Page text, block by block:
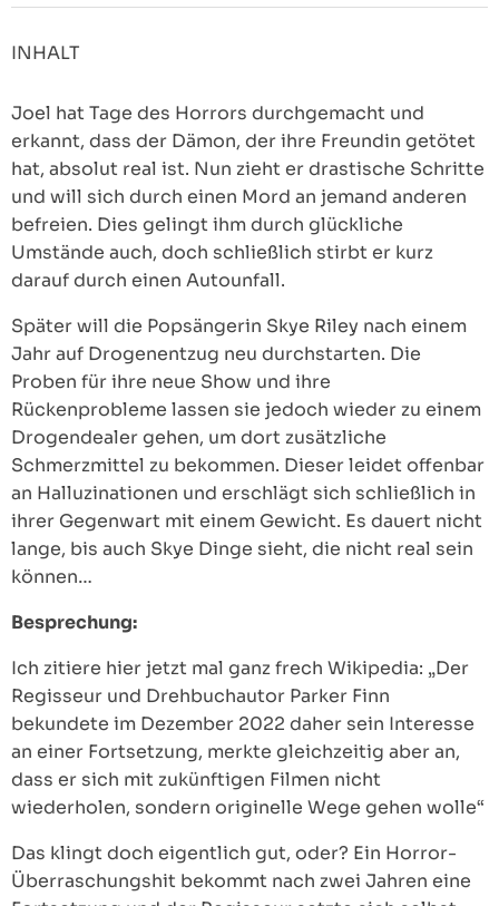
INHALT
Joel hat Tage des Horrors durchgemacht und
erkannt, dass der Dämon, der ihre Freundin getötet
hat, absolut real ist. Nun zieht er drastische Schritte
und will sich durch einen Mord an jemand anderen
befreien. Dies gelingt ihm durch glückliche
Umstände auch, doch schließlich stirbt er kurz
darauf durch einen Autounfall.
Später will die Popsängerin Skye Riley nach einem
Jahr auf Drogenentzug neu durchstarten. Die
Proben für ihre neue Show und ihre
Rückenprobleme lassen sie jedoch wieder zu einem
Drogendealer gehen, um dort zusätzliche
Schmerzmittel zu bekommen. Dieser leidet offenbar
an Halluzinationen und erschlägt sich schließlich in
ihrer Gegenwart mit einem Gewicht. Es dauert nicht
lange, bis auch Skye Dinge sieht, die nicht real sein
können…
Besprechung:
Ich zitiere hier jetzt mal ganz frech Wikipedia: „Der
Regisseur und Drehbuchautor Parker Finn
bekundete im Dezember 2022 daher sein Interesse
an einer Fortsetzung, merkte gleichzeitig aber an,
dass er sich mit zukünftigen Filmen nicht
wiederholen, sondern originelle Wege gehen wolle“
Das klingt doch eigentlich gut, oder? Ein Horror-
Überraschungshit bekommt nach zwei Jahren eine